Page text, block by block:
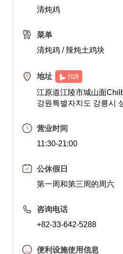
清炖鸡
菜单
清炖鸡 / 辣炖土鸡块
地址 找路
江原道江陵市城山面
강원특별자치도 강릉시
营业时间
11:30-21:00
公休假日
第一周和第三周的周六
咨询电话
+82-33-642-5288
便利设施使用信息